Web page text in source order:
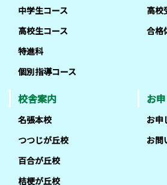
中学生コース
高校生コース
特進科
個別指導コース
高校
合格
校舎案内
名張本校
つつじが丘校
百合が丘校
桔梗が丘校
お
お申
お問